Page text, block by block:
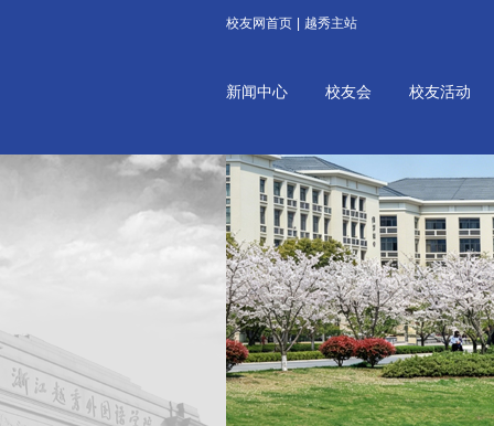
校友网首页 越秀主站
新闻中心 校友会 校友活动